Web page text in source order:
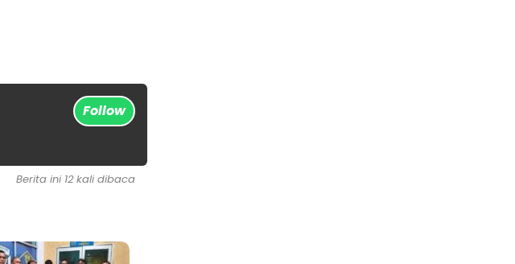
Follow
Berita ini 12 kali dibaca